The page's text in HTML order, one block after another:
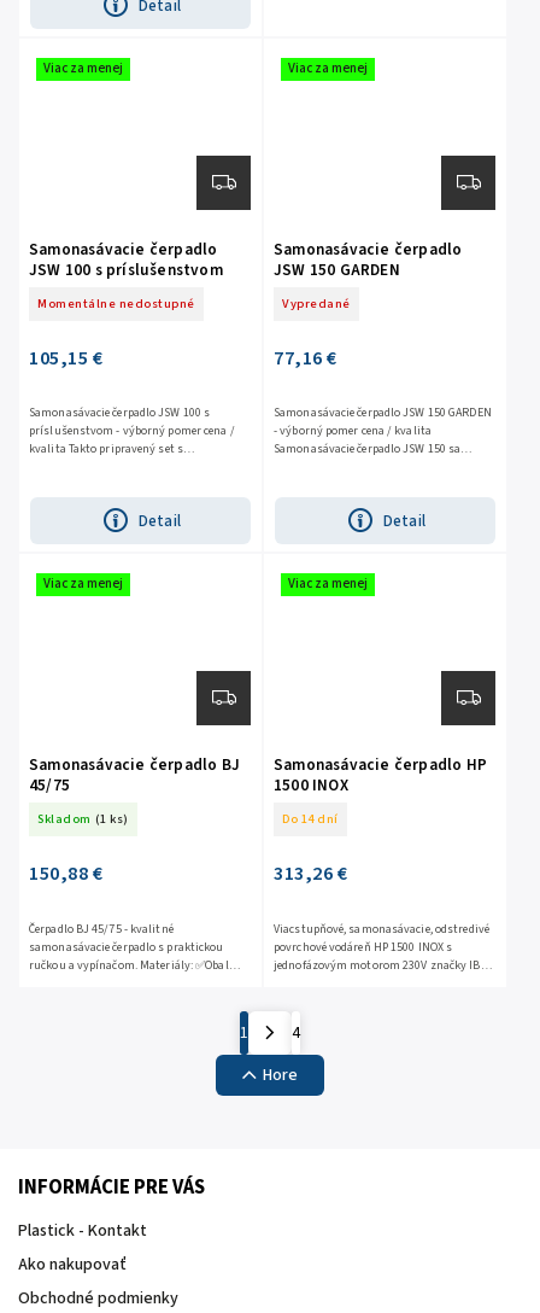
Detail
Viac za menej
Samonasávacie čerpadlo
JSW 100 s príslušenstvom
Momentálne nedostupné
105,15 €
Detail
Samonasávacie čerpadlo JSW 100 s
príslušenstvom - výborný pomer cena /
kvalita Takto pripravený set s
Viac za menej
Samonasávacie čerpadlo
JSW 150 GARDEN
Vypredané
77,16 €
Detail
Samonasávacie čerpadlo JSW 150 GARDEN
- výborný pomer cena / kvalita
Samonasávacie čerpadlo JSW 150 sa
Viac za menej
Samonasávacie čerpadlo BJ
45/75
Skladom (1 ks)
150,88 €
Čerpadlo BJ 45/75 - kvalitné
samonasávacie čerpadlo s praktickou
ručkou a vypínačom. Materiály: ✅Obal
Viac za menej
Samonasávacie čerpadlo HP
1500 INOX
Do 14 dní
313,26 €
Viacstupňové, samonasávacie, odstredivé
povrchové vodáreň HP 1500 INOX s
jednofázovým motorom 230V značky IBO
1
4
Hore
INFORMÁCIE PRE VÁS
Plastick - Kontakt
Ako nakupovať
Obchodné podmienky